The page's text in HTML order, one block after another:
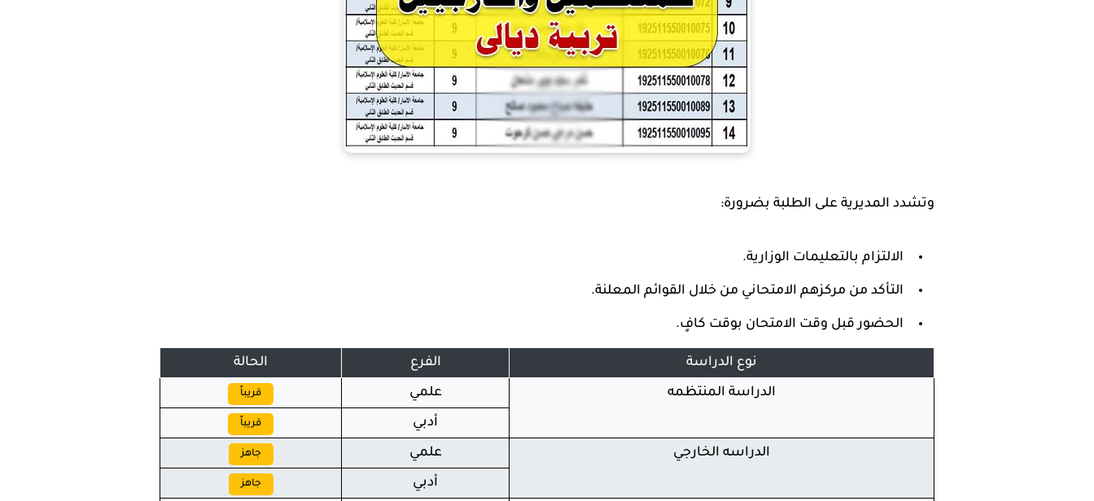
وتشدد المديرية على الطلبة بضرورة:
الالتزام بالتعليمات الوزارية.
التأكد من مركزهم الامتحاني من خلال القوائم المعلنة.
الحضور قبل وقت الامتحان بوقت كافٍ.
نوع الدراسة الفرع الحالة
الدراسة المنتظمه علمي قريباً
أدبي قريباً
الدراسه الخارجي علمي جاهز
أدبي جاهز